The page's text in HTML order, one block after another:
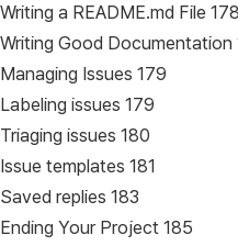
Writing a README.md File 178
Writing Good Documentation
Managing Issues 179
Labeling issues 179
Triaging issues 180
Issue templates 181
Saved replies 183
Ending Your Project 185